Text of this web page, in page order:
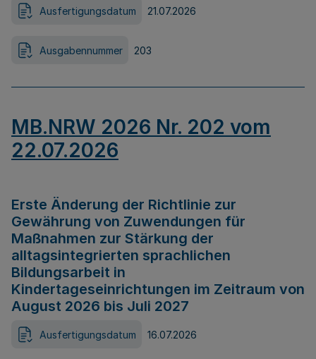
Ausfertigungsdatum 21.07.2026
Ausgabennummer 203
MB.NRW 2026 Nr. 202 vom
22.07.2026
Erste Änderung der Richtlinie zur
Gewährung von Zuwendungen für
Maßnahmen zur Stärkung der
alltagsintegrierten sprachlichen
Bildungsarbeit in
Kindertageseinrichtungen im Zeitraum von
August 2026 bis Juli 2027
Ausfertigungsdatum 16.07.2026